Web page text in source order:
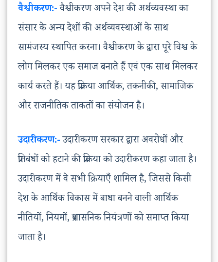
वैश्वीकरण:-वैश्वीकरण अपने देश की अर्थव्यवस्था का
संसार के अन्य देशों की अर्थव्यवस्थाओं के साथ
सामंजस्य स्थापित करना। वैश्वीकरण के द्वारा पूरे विश्व के
लोग मिलकर एक समाज बनाते हैं एवं एक साथ मिलकर
कार्य करते हैं। यह प्रक्रिया आर्थिक, तकनीकी, सामाजिक
और राजनीतिक ताकतों का संयोजन है।
उदारीकरण:-उदारीकरण सरकार द्वारा अवरोधों और
प्रतिबंधों को हटाने की प्रक्रिया को उदारीकरण कहा जाता है।
उदारीकरण में वे सभी क्रियाएँ शामिल है, जिससे किसी
देश के आर्थिक विकास में बाधा बनने वाली आर्थिक
नीतियों, नियमों, प्रशासनिक नियंत्रणों को समाप्त किया
जाता है।